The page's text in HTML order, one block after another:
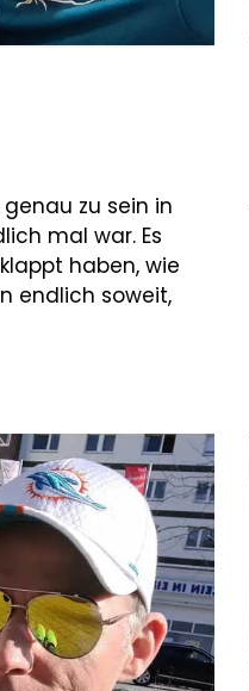
genau zu sein in
mal war. Es
haben, wie
endlich soweit,